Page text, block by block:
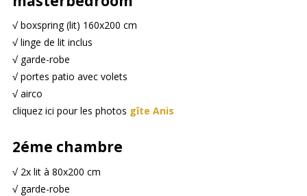
√ boxspring (lit) 160x200 cm
√ linge de lit inclus
√ garde-robe
√ portes patio avec volets
√ airco
cliquez ici pour les photos gîte Anis
2éme chambre
√ 2x lit à 80x200 cm
√ garde-robe